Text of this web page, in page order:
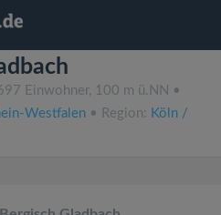
Einwohner, 100 m ü.NN •
Westfalen • Region: Köln /